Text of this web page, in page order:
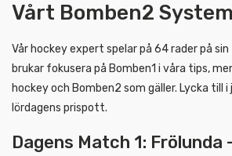
Vårt Bomben2
Vår hockey expert spelar på 64 rader på sin
brukar fokusera på Bomben1 i våra tips,
hockey och Bomben2 som gäller. Lycka till
lördagens prispott.
Dagens Match 1: Frölunda